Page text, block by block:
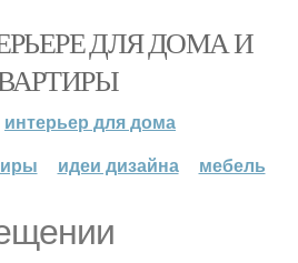
ДЛЯ ДОМА И
интерьер для дома
идеи дизайна мебель